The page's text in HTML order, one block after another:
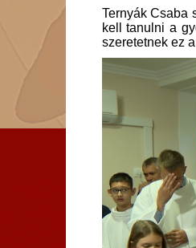
Ternyák Csaba
kell tanulni a
szeretetnek ez